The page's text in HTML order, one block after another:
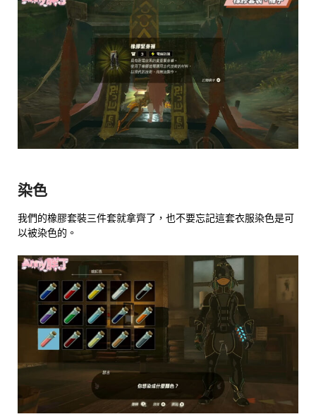
染色
我們的橡膠套裝三件套就拿齊了，也不要忘記這套衣服染色是可
以被染色的。